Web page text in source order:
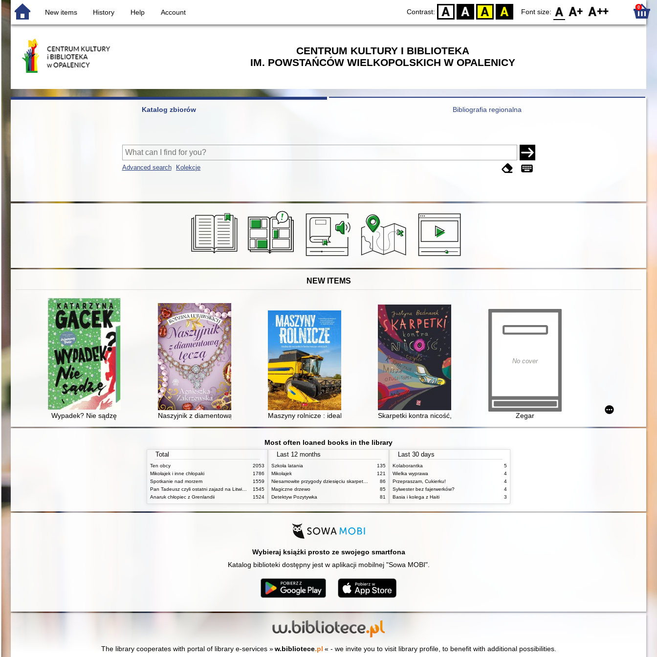
New items History Help Account Contrast: D BW YB BY Font size: F0 F1 F2 0
CENTRUM KULTURY I BIBLIOTEKA
IM. POWSTAŃCÓW WIELKOPOLSKICH W OPALENICY
Katalog zbiorów Bibliografia regionalna
Advanced search Kolekcje
NEW ITEMS
Wypadek? Nie sądzę Naszyjnik z diamentową tęczą Maszyny rolnicze : idealny dla fanów maszyn rolniczychSkarpetki kontra nicość, czyli kosmiczna misja otulistópek
No cover
Zegar
Most often loaned books in the library
Total
Ten obcy
2053
Mikołajek i inne chłopaki
1786
Spotkanie nad morzem
1559
1545
Anaruk chłopiec z Grenlandii
1524
Last 12 months
Szkoła latania
135
Mikołajek
121
86
Magiczne drzewo
85
Detektyw Pozytywka
81
Last 30 days
Kolaborantka
5
Wielka wyprawa
4
Przepraszam, Cukierku!
4
Sylwester bez fajerwerków?
4
Basia i kolega z Haiti
3
Wybieraj książki prosto ze swojego smartfona
Katalog biblioteki dostępny jest w aplikacji mobilnej "Sowa MOBI".
The library cooperates with portal of library e-services » w.bibliotece.pl « - we invite you to visit library profile, to benefit with additional possibilities.